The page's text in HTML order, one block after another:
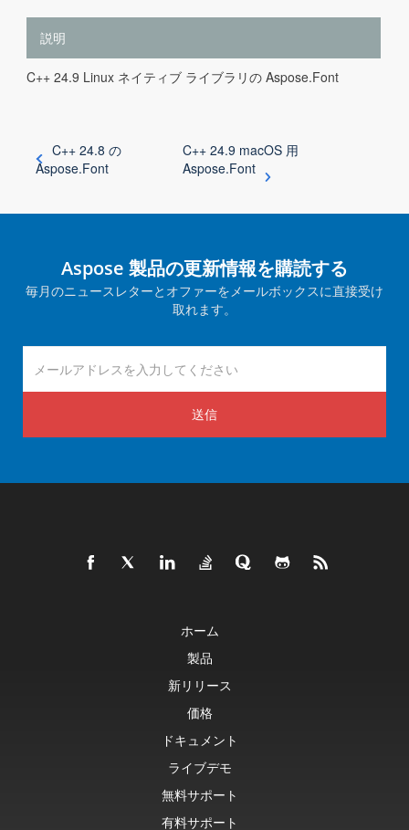
説明
C++ 24.9 Linux ネイティブ ライブラリの Aspose.Font
C++ 24.8 の
Aspose.Font
C++ 24.9 macOS 用
Aspose.Font
Aspose 製品の更新情報を購読する
毎月のニュースレターとオファーをメールボックスに直接受け
取れます。
送信
ホーム
製品
新リリース
価格
ドキュメント
ライブデモ
無料サポート
有料サポート